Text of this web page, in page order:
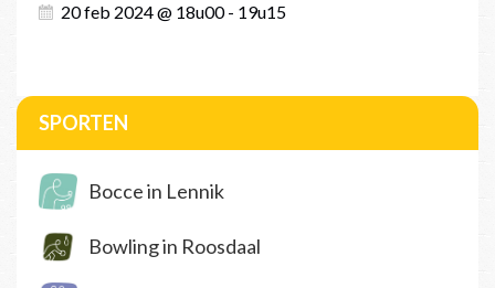
20 feb 2024 @ 18u00 - 19u15
SPORTEN
Bocce in Lennik
Bowling in Roosdaal